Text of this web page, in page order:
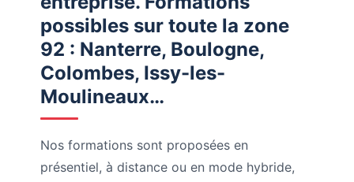
possibles sur toute la zone
92 : Nanterre, Boulogne,
Colombes, Issy-les-
Moulineaux…
Nos formations sont proposées en
présentiel, à distance ou en mode hybride,